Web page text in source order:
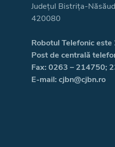
Județul Bistrița-
420080
Robotul Telefonic este
Post de centrală
Fax: 0263 – 214750;
E-mail: cjbn@cjbn.ro